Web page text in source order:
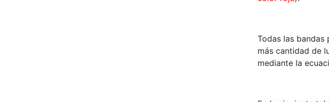
Todas las bandas
más cantidad de
mediante la